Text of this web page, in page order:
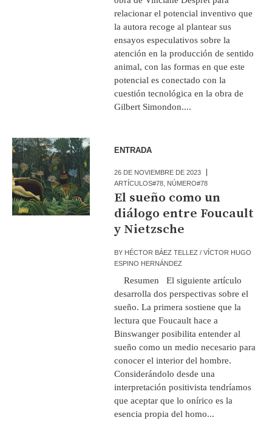
relacionar el potencial inventivo que
la autora recoge al plantear sus
ensayos especulativos sobre la
atención en la producción de sentido
animal, con las formas en que este
potencial es conectado con la
cuestión tecnológica en la obra de
Gilbert Simondon....
ENTRADA
26 DE NOVIEMBRE DE 2023
ARTÍCULOS#78 NÚMERO#78
El sueño como un
diálogo entre Foucault
y Nietzsche
BY HÉCTOR BÁEZ TELLEZ / VÍCTOR HUGO
ESPINO HERNÁNDEZ
Resumen El siguiente artículo
desarrolla dos perspectivas sobre el
sueño. La primera sostiene que la
lectura que Foucault hace a
Binswanger posibilita entender al
sueño como un medio necesario para
conocer el interior del hombre.
Considerándolo desde una
interpretación positivista tendríamos
que aceptar que lo onírico es la
esencia propia del homo...